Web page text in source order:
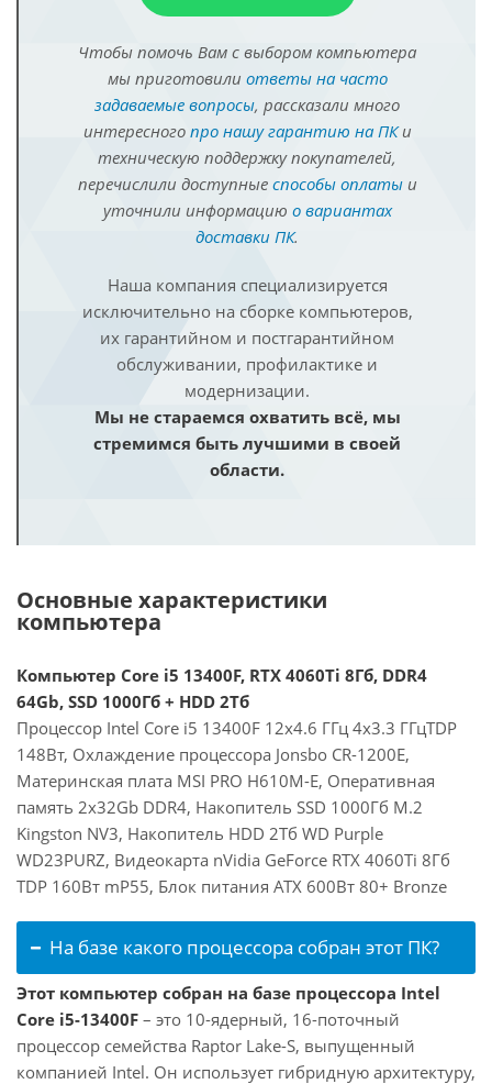
Чтобы помочь Вам с выбором компьютера
мы приготовили ответы на часто
задаваемые вопросы, рассказали много
интересного про нашу гарантию на ПКи
техническую поддержку покупателей,
перечислили доступные способы оплатыи
уточнили информацию о вариантах
доставки ПК.
Наша компания специализируется
исключительно на сборке компьютеров,
их гарантийном и постгарантийном
обслуживании, профилактике и
модернизации.
Мы не стараемся охватить всё, мы
стремимся быть лучшими в своей
области.
Основные характеристики
компьютера
Компьютер Core i5 13400F, RTX 4060Ti 8Гб, DDR4
64Gb, SSD 1000Гб + HDD 2Тб
Процессор Intel Core i5 13400F 12x4.6 ГГц 4x3.3 ГГцTDP
148Вт, Охлаждение процессора Jonsbo CR-1200E,
Материнская плата MSI PRO H610M-E, Оперативная
память 2x32Gb DDR4, Накопитель SSD 1000Гб M.2
Kingston NV3, Накопитель HDD 2Тб WD Purple
WD23PURZ, Видеокарта nVidia GeForce RTX 4060Ti 8Гб
TDP 160Вт mP55, Блок питания ATX 600Вт 80+ Bronze
На базе какого процессора собран этот ПК?
Этот компьютер собран на базе процессора Intel
Core i5-13400F – это 10-ядерный, 16-поточный
процессор семейства Raptor Lake-S, выпущенный
компанией Intel. Он использует гибридную архитектуру,